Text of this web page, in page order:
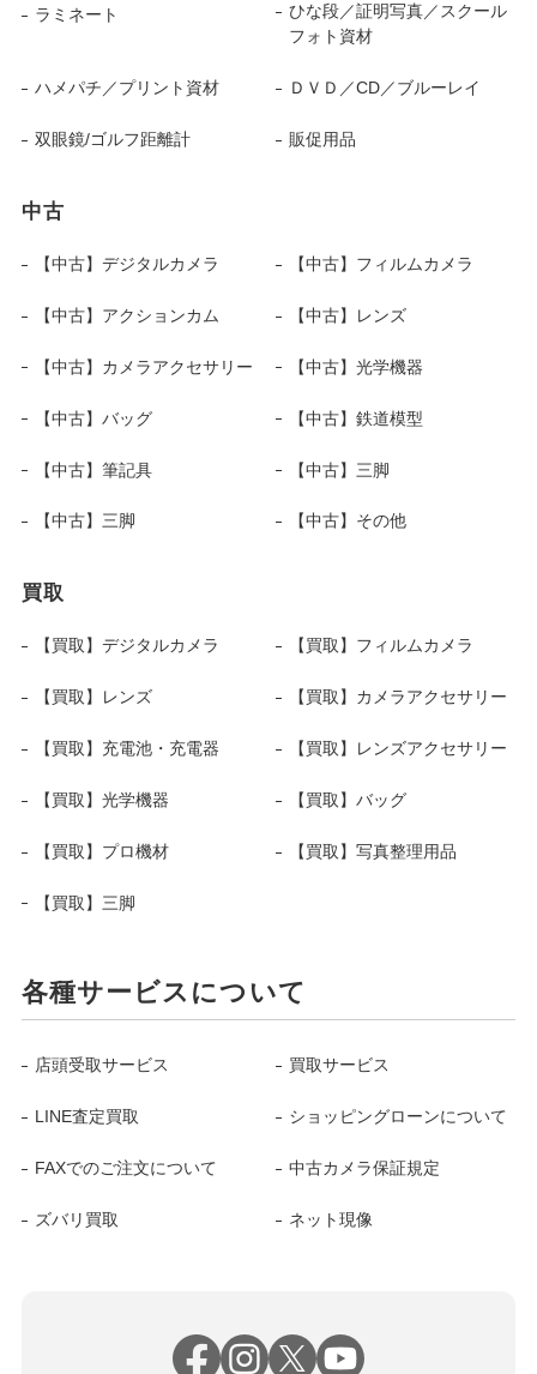
ラミネート
ひな段／証明写真／スクール
フォト資材
ハメパチ／プリント資材 ＤＶＤ／CD／ブルーレイ
双眼鏡/ゴルフ距離計 販促用品
中古
【中古】デジタルカメラ 【中古】フィルムカメラ
【中古】アクションカム 【中古】レンズ
【中古】カメラアクセサリー 【中古】光学機器
【中古】バッグ 【中古】鉄道模型
【中古】筆記具 【中古】三脚
【中古】三脚 【中古】その他
買取
【買取】デジタルカメラ 【買取】フィルムカメラ
【買取】レンズ 【買取】カメラアクセサリー
【買取】充電池・充電器 【買取】レンズアクセサリー
【買取】光学機器 【買取】バッグ
【買取】プロ機材 【買取】写真整理用品
【買取】三脚
各種サービスについて
店頭受取サービス 買取サービス
LINE査定買取 ショッピングローンについて
FAXでのご注文について 中古カメラ保証規定
ズバリ買取 ネット現像